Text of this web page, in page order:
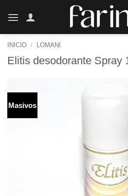
INICIO / LOMANI
Elitis desodorante Spray
Masivos